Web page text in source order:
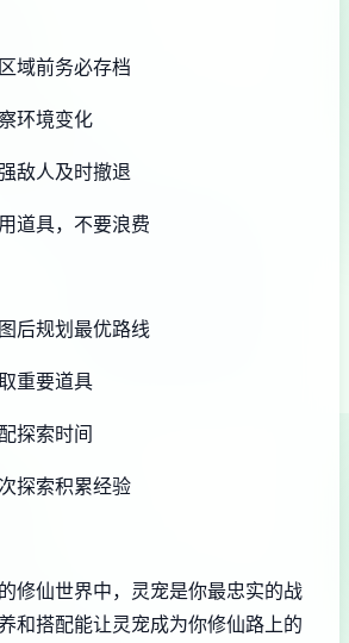
域前务必存档
环境变化
敌人及时撤退
道具，不要浪费
后规划最优路线
重要道具
探索时间
探索积累经验
修仙世界中，灵宠是你最忠实的战
和搭配能让灵宠成为你修仙路上的